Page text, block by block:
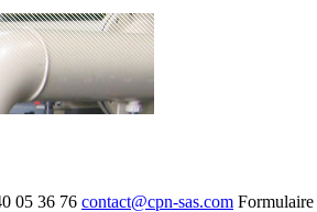
05 36 76 contact@cpn-sas.com Formulaire